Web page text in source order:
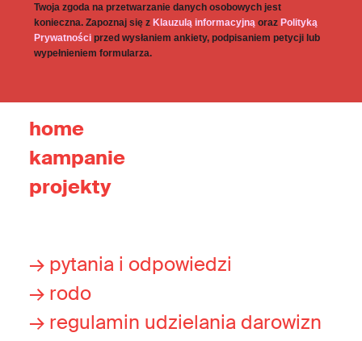
Twoja zgoda na przetwarzanie danych osobowych jest
konieczna. Zapoznaj się zKlauzulą informacyjną orazPolityką
Prywatności przed wysłaniem ankiety, podpisaniem petycji lub
wypełnieniem formularza.
home
kampanie
projekty
→ pytania i odpowiedzi
→ rodo
→ regulamin udzielania darowizn